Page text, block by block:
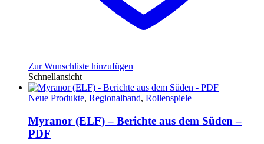
Zur Wunschliste hinzufügen
Schnellansicht
Neue Produkte, Regionalband, Rollenspiele
Myranor (ELF) – Berichte aus dem Süden –
PDF